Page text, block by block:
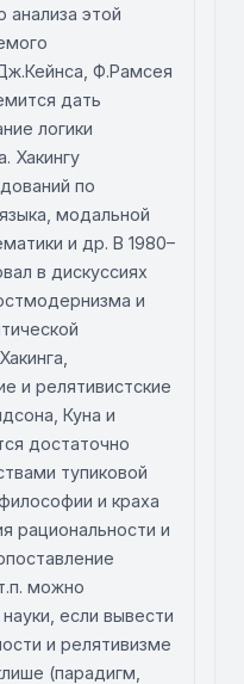
анализа этой
Ф.Рамсея
дать
логики
Хакингу
по
модальной
и др. В 1980–
в дискуссиях
и
и релятивистские
Куна и
достаточно
тупиковой
и краха
рациональности и
можно
если вывести
и релятивизме
(парадигм,